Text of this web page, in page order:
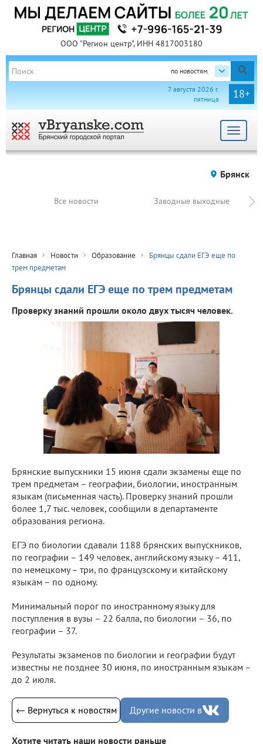
ООО "Регион центр", ИНН 4817003180
по новостям
18+
7 августа 2026 г.
пятница
Toggle
Брянск
Все новости Заводные выходные
Главная Новости Образование
Брянцы сдали ЕГЭ еще по
трем предметам
Брянцы сдали ЕГЭ еще по трем предметам
Проверку знаний прошли около двух тысяч человек.
Брянские выпускники 15 июня сдали экзамены еще по
трем предметам – географии, биологии, иностранным
языкам (письменная часть). Проверку знаний прошли
более 1,7 тыс. человек, сообщили в департаменте
образования региона.
ЕГЭ по биологии сдавали 1188 брянских выпускников,
по географии – 149 человек, английскому языку – 411,
по немецкому – три, по французскому и китайскому
языкам – по одному.
Минимальный порог по иностранному языку для
поступления в вузы – 22 балла, по биологии – 36, по
географии – 37.
Результаты экзаменов по биологии и географии будут
известны не позднее 30 июня, по иностранным языкам –
до 2 июля.
← Вернуться к новостям Другие новости в
Хотите читать наши новости раньше